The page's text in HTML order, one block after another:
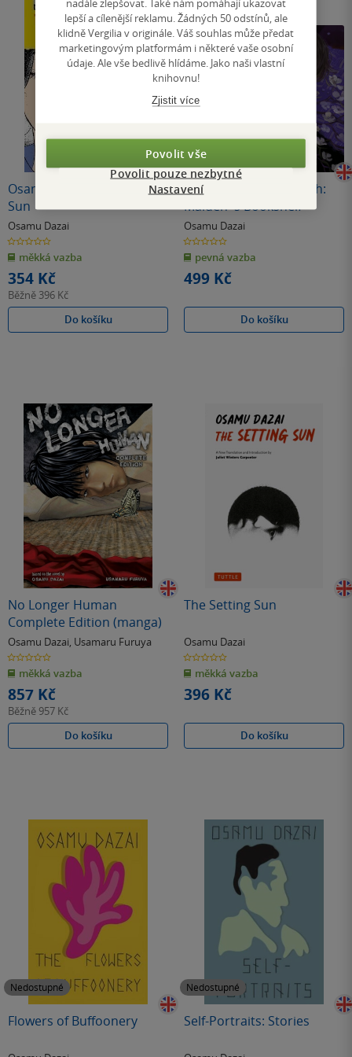
Osamu Dazai''s The Setting
Sun
Osamu Dazai
0.0
z
5
hvězdiček
měkká vazba
354 Kč
Běžně 396 Kč
Do košíku
Girl Who Became a Fish:
Maiden''s Bookshelf
Osamu Dazai
0.0
z
5
hvězdiček
pevná vazba
499 Kč
Do košíku
No Longer Human
Complete Edition (manga)
Osamu Dazai, Usamaru Furuya
0.0
z
5
hvězdiček
měkká vazba
857 Kč
Běžně 957 Kč
Do košíku
The Setting Sun
Osamu Dazai
0.0
z
5
hvězdiček
měkká vazba
396 Kč
Do košíku
Nedostupné
Flowers of Buffoonery
Nedostupné
Self-Portraits: Stories
lepší a cílenější reklamu. Žádných 50 odstínů, ale
klidně Vergilia v originále. Váš souhlas může předat
marketingovým platformám i některé vaše osobní
údaje. Ale vše bedlivě hlídáme. Jako naši vlastní
knihovnu!
Zjistit více
Povolit vše
Povolit pouze nezbytné
Nastavení